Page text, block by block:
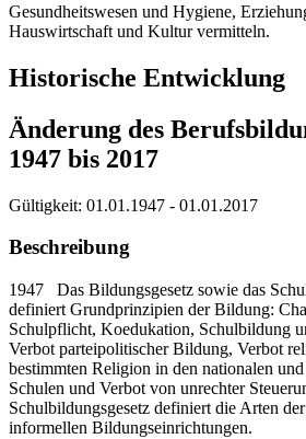
Gesundheitswesen und Hygiene,
Hauswirtschaft und Kultur vermitteln.
Historische Entwicklung
Änderung des
1947 bis 2017
Gültigkeit: 01.01.1947 - 01.01.2017
Beschreibung
1947 Das Bildungsgesetz sowie das
definiert Grundprinzipien der Bildung:
Schulpflicht, Koedukation, Schulbildung
Verbot parteipolitischer Bildung, Verbot
bestimmten Religion in den nationalen
Schulen und Verbot von unrechter
Schulbildungsgesetz definiert die Arten
informellen Bildungseinrichtungen.